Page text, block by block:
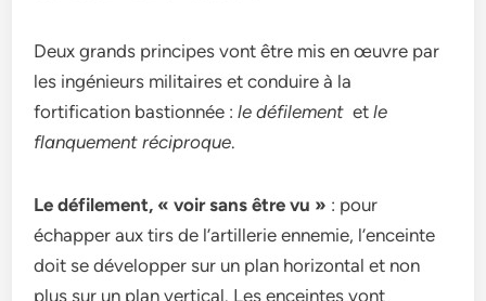
Deux grands principes vont être mis en œuvre par
les ingénieurs militaires et conduire à la
fortification bastionnée :le défilement etle
flanquement réciproque.
Le défilement, « voir sans être vu » : pour
échapper aux tirs de l’artillerie ennemie, l’enceinte
doit se développer sur un plan horizontal et non
plus sur un plan vertical. Les enceintes vont